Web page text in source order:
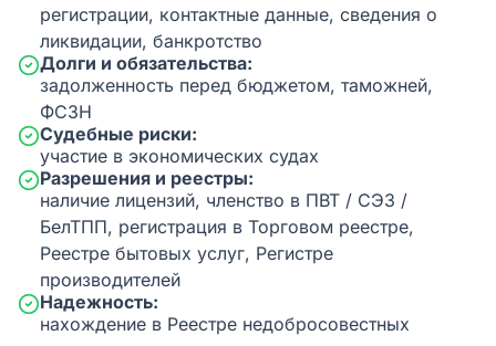
регистрации, контактные данные, сведения о
ликвидации, банкротство
Долги и обязательства:
задолженность перед бюджетом, таможней,
ФСЗН
Судебные риски:
участие в экономических судах
Разрешения и реестры:
наличие лицензий, членство в ПВТ / СЭЗ /
БелТПП, регистрация в Торговом реестре,
Реестре бытовых услуг, Регистре
производителей
Надежность:
нахождение в Реестре недобросовестных